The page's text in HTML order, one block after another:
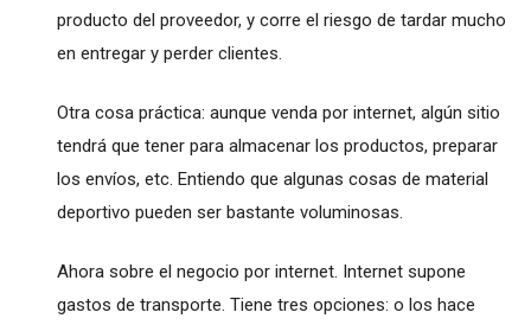
producto del proveedor, y corre el riesgo de tardar mucho
en entregar y perder clientes.
Otra cosa práctica: aunque venda por internet, algún sitio
tendrá que tener para almacenar los productos, preparar
los envíos, etc. Entiendo que algunas cosas de material
deportivo pueden ser bastante voluminosas.
Ahora sobre el negocio por internet. Internet supone
gastos de transporte. Tiene tres opciones: o los hace